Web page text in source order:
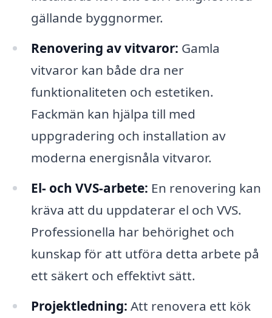
gällande byggnormer.
Renovering av vitvaror: Gamla
vitvaror kan både dra ner
funktionaliteten och estetiken.
Fackmän kan hjälpa till med
uppgradering och installation av
moderna energisnåla vitvaror.
El- och VVS-arbete: En renovering kan
kräva att du uppdaterar el och VVS.
Professionella har behörighet och
kunskap för att utföra detta arbete på
ett säkert och effektivt sätt.
Projektledning: Att renovera ett kök